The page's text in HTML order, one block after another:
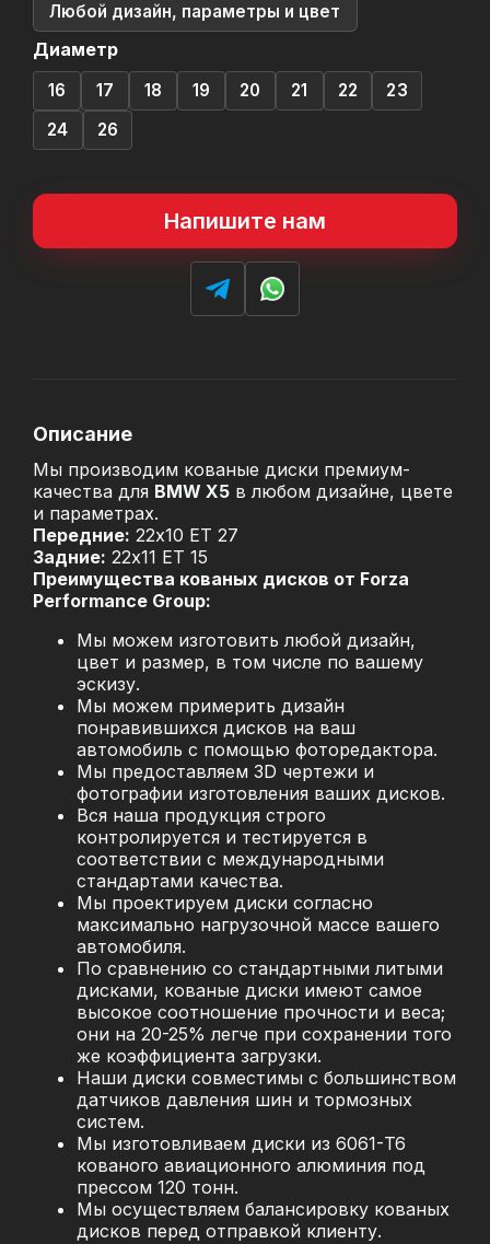
Любой дизайн, параметры и цвет
Диаметр
16 17 18 19 20 21 22
23
24
26
Напишите нам
Описание
Мы производим кованые диски премиум-
качества для BMW X5 в любом дизайне, цвете
и параметрах.
Передние: 22x10 ET 27
Задние: 22x11 ET 15
Преимущества кованых дисков от Forza
Performance Group:
Мы можем изготовить любой дизайн,
цвет и размер, в том числе по вашему
эскизу.
Мы можем примерить дизайн
понравившихся дисков на ваш
автомобиль с помощью фоторедактора.
Мы предоставляем 3D чертежи и
фотографии изготовления ваших дисков.
Вся наша продукция строго
контролируется и тестируется в
соответствии с международными
стандартами качества.
Мы проектируем диски согласно
максимально нагрузочной массе вашего
автомобиля.
По сравнению со стандартными литыми
дисками, кованые диски имеют самое
высокое соотношение прочности и веса;
они на 20-25% легче при сохранении того
же коэффициента загрузки.
Наши диски совместимы с большинством
датчиков давления шин и тормозных
систем.
Мы изготовливаем диски из 6061-T6
кованого авиационного алюминия под
прессом 120 тонн.
Мы осуществляем балансировку кованых
дисков перед отправкой клиенту.